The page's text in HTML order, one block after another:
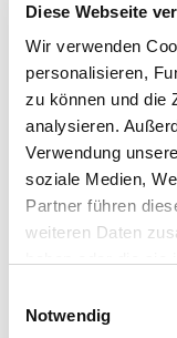
Diese Webseite
Wir verwenden
personalisieren,
zu können und die
analysieren.
Verwendung
soziale Medien,
Partner führen
weiteren Daten
Notwendig
T 20; T 25; T 27; T
3 Bits für RIBE®-
3 Bits für Vielzahn-
3 Bits für Spanner-
2 Bits für TORQ-
3 Bits für TRI-
1 Bit-Halter,
2 Verlängerungen
1 4-kant-
1 Quergriff mit
3/8"